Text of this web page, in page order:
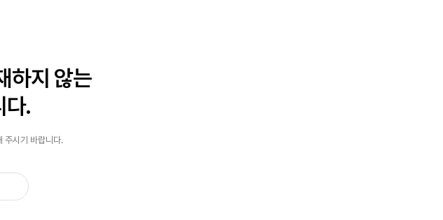
하지 않는
다.
주시기 바랍니다.